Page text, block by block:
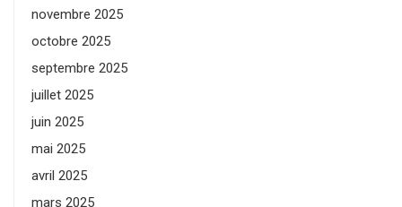
novembre 2025
octobre 2025
septembre 2025
juillet 2025
juin 2025
mai 2025
avril 2025
mars 2025